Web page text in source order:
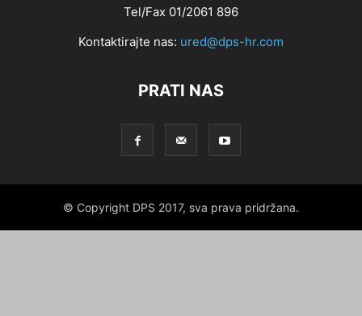
Tel/Fax 01/2061 896
Kontaktirajte nas: ured@dps-hr.com
PRATI NAS
© Copyright DPS 2017, sva prava pridržana.